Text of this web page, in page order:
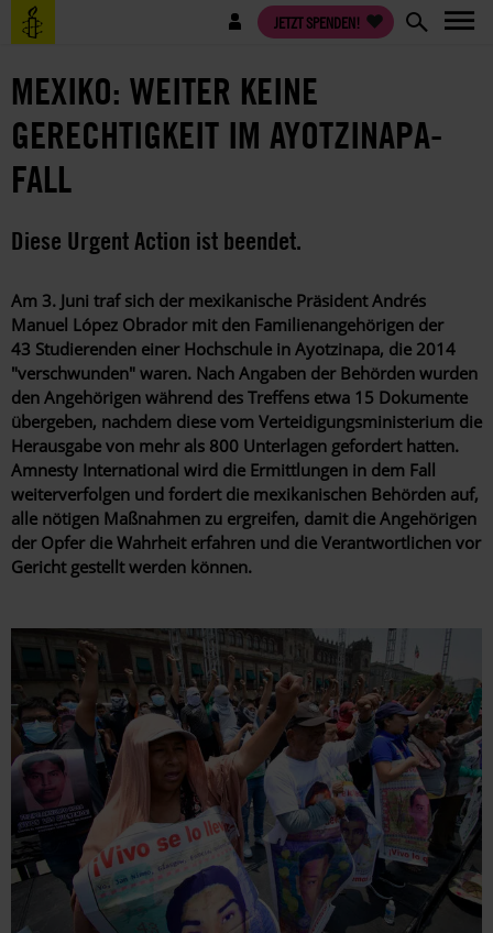
Direkt
zum
Benutzermenü JETZT SPENDEN!
MEXIKO: WEITER KEINE
GERECHTIGKEIT IM AYOTZINAPA-
FALL
Diese Urgent Action ist beendet.
Am 3. Juni traf sich der mexikanische Präsident Andrés
Manuel López Obrador mit den Familienangehörigen der
43 Studierenden einer Hochschule in Ayotzinapa, die 2014
"verschwunden" waren. Nach Angaben der Behörden wurden
den Angehörigen während des Treffens etwa 15 Dokumente
übergeben, nachdem diese vom Verteidigungsministerium die
Herausgabe von mehr als 800 Unterlagen gefordert hatten.
Amnesty International wird die Ermittlungen in dem Fall
weiterverfolgen und fordert die mexikanischen Behörden auf,
alle nötigen Maßnahmen zu ergreifen, damit die Angehörigen
der Opfer die Wahrheit erfahren und die Verantwortlichen vor
Gericht gestellt werden können.